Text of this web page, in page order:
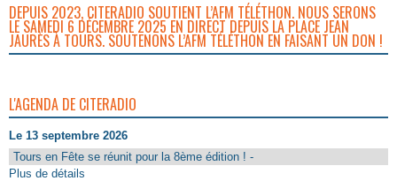
DEPUIS 2023, CITERADIO SOUTIENT L’AFM TÉLÉTHON. NOUS SERONS
LE SAMEDI 6 DÉCEMBRE 2025 EN DIRECT DEPUIS LA PLACE JEAN
JAURÈS À TOURS. SOUTENONS L’AFM TÉLÉTHON EN FAISANT UN DON !
L'AGENDA DE CITERADIO
Le 13 septembre 2026
Tours en Fête se réunit pour la 8ème édition ! -
Plus de détails